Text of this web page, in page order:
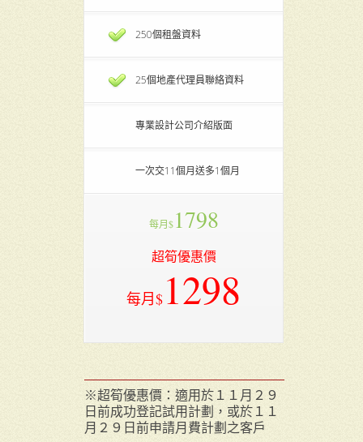
250個租盤資料
25個地產代理員聯絡資料
專業設計公司介紹版面
一次交11個月送多1個月
每月$1798
超筍優惠價
每月$ 1298
※超筍優惠價：適用於１１月２９
日前成功登記試用計劃，或於１１
月２９日前申請月費計劃之客戶